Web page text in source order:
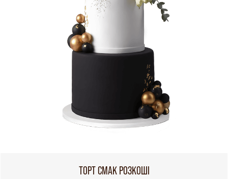
ТОРТ СМАК РОЗКОШІ